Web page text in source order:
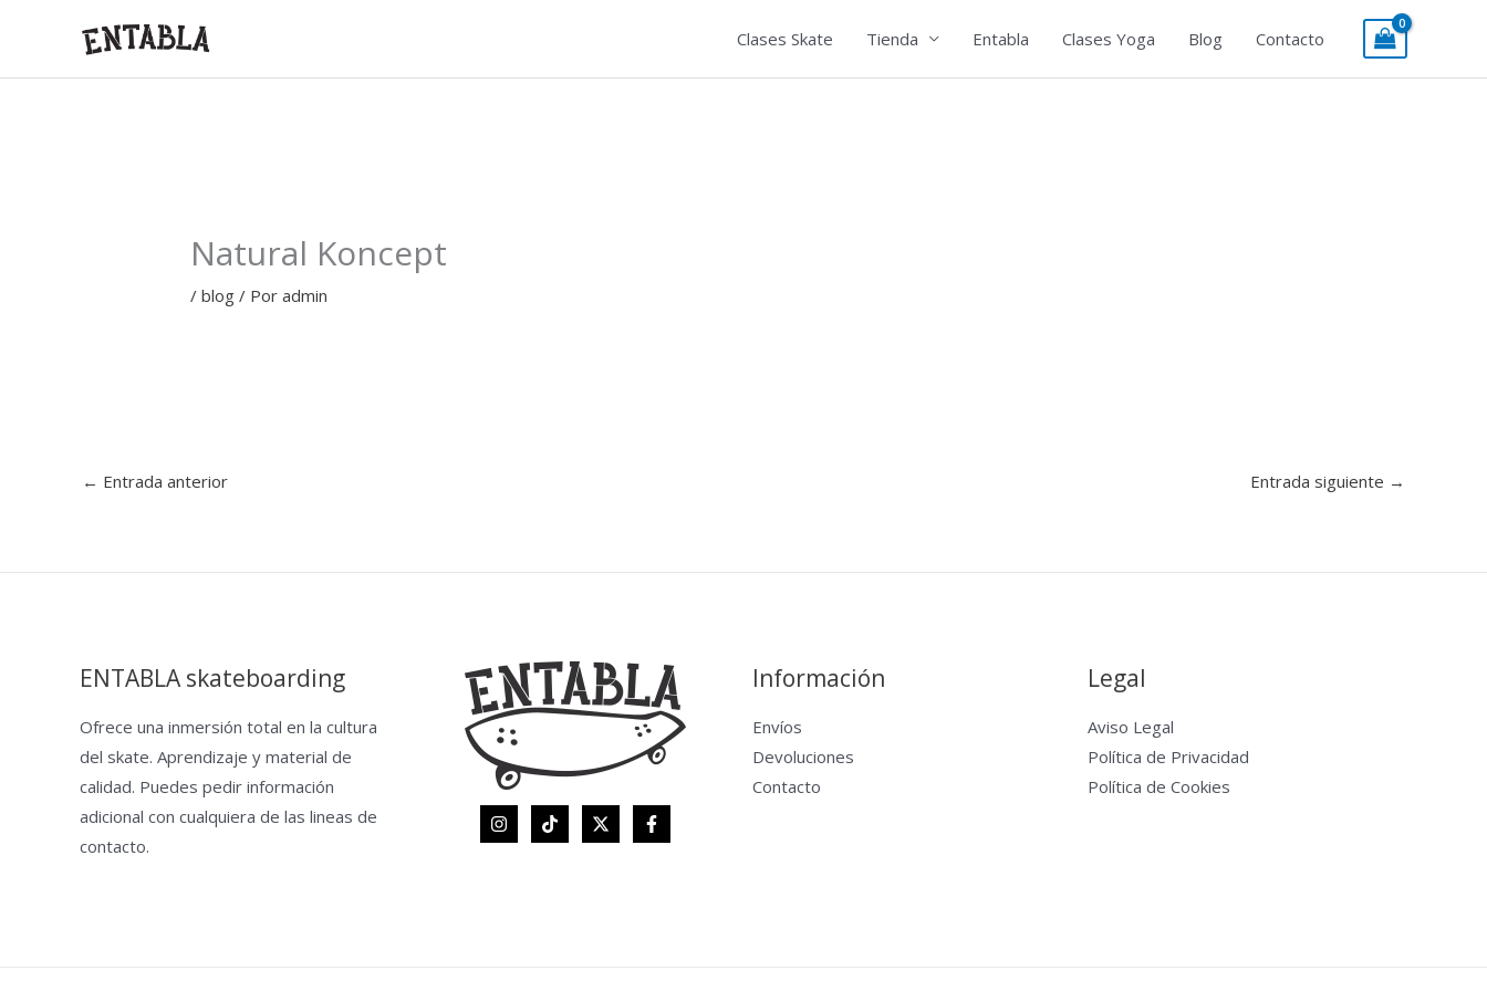
contenido
Clases Skate Tienda Entabla Clases Yoga Blog Contacto
Natural Koncept
/blog / Poradmin
← Entrada anterior Entrada siguiente →
ENTABLA skateboarding
Ofrece una inmersión total en la cultura
del skate. Aprendizaje y material de
calidad. Puedes pedir información
adicional con cualquiera de las lineas de
contacto.
Información
Envíos
Devoluciones
Contacto
Legal
Aviso Legal
Política de Privacidad
Política de Cookies